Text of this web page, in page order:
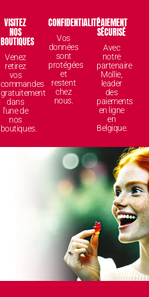
VISITEZ
NOS
BOUTIQUES
Venez
retirez
vos
commandes
gratuitement
dans
l'une de
nos
boutiques.
CONFIDENTIALITÉ
Vos
données
sont
protégées
et
restent
chez
nous.
PAIEMENT
SÉCURISÉ
Avec
notre
partenaire
Mollie,
leader
des
paiements
en ligne
en
Belgique.